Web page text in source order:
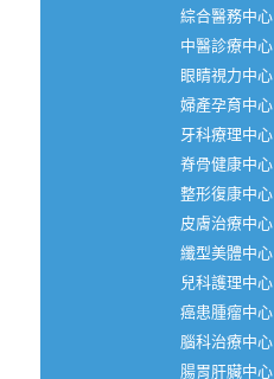
綜合醫務中心
中醫診療中心
眼睛視力中心
婦產孕育中心
牙科療理中心
脊骨健康中心
整形復康中心
皮膚治療中心
纖型美體中心
兒科護理中心
癌患腫瘤中心
腦科治療中心
腸胃肝臟中心